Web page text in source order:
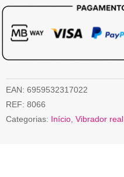
EAN: 6959532317022
REF: 8066
Categorias: Início Vibrador real